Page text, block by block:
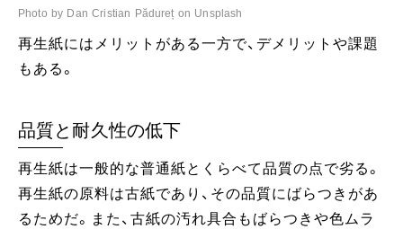
Photo by Dan Cristian Pădureț on Unsplash
再生紙にはメリットがある一方で、デメリットや課題
もある。
品質と耐久性の低下
再生紙は一般的な普通紙とくらべて品質の点で劣る。
再生紙の原料は古紙であり、その品質にばらつきがあ
るためだ。また、古紙の汚れ具合もばらつきや色ムラ